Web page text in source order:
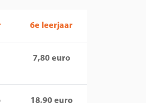
6e leerjaar
7,80 euro
18,90 euro